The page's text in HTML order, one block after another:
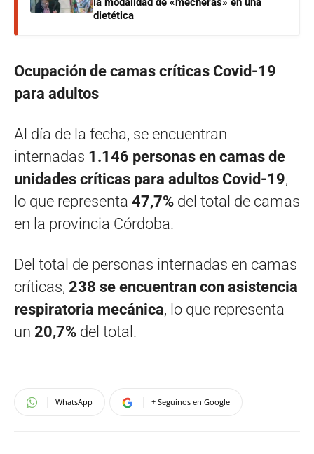
dietética
Ocupación de camas críticas Covid-19
para adultos
Al día de la fecha, se encuentran
internadas 1.146 personas en camas de
unidades críticas para adultos Covid-19,
lo que representa 47,7% del total de camas
en la provincia Córdoba.
Del total de personas internadas en camas
críticas, 238 se encuentran con asistencia
respiratoria mecánica, lo que representa
un 20,7% del total.
WhatsApp + Seguinos en Google